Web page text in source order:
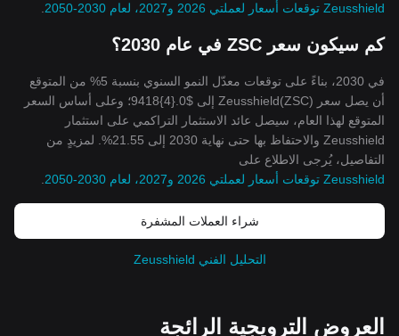
Zeusshield توقعات أسعار لعملتي 2026 و2027، لعام 2030-2050
كم سيكون سعر ZSC في عام 2030؟
في 2030، بناءً على توقعات معدّل النمو السنوي بنسبة 5% من المتوقع
أن يصل سعر Zeusshield(ZSC) إلى $0.{4}9418؛ وعلى أساس السعر
المتوقع لهذا العام، سيصل عائد الاستثمار التراكمي على استثمار
Zeusshield والاحتفاظ بها حتى نهاية 2030 إلى 21.55%. لمزيدٍ من
التفاصيل، يُرجى الاطلاع على
Zeusshield توقعات أسعار لعملتي 2026 و2027، لعام 2030-2050
شراء العملات المشفرة
التحليل الفني Zeusshield
العروض الترويجية الرائجة